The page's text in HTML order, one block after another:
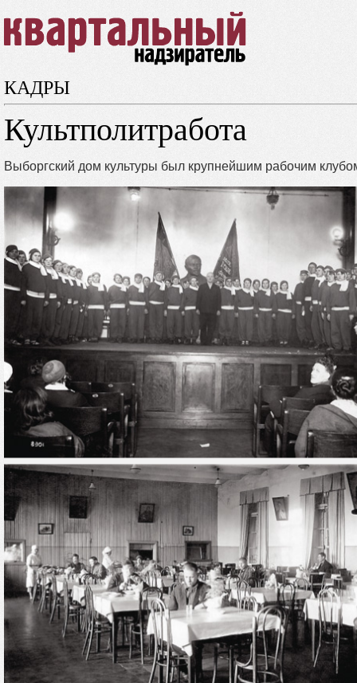
КАДРЫ
Культполитработа
Выборгский дом культуры был крупнейшим рабочим